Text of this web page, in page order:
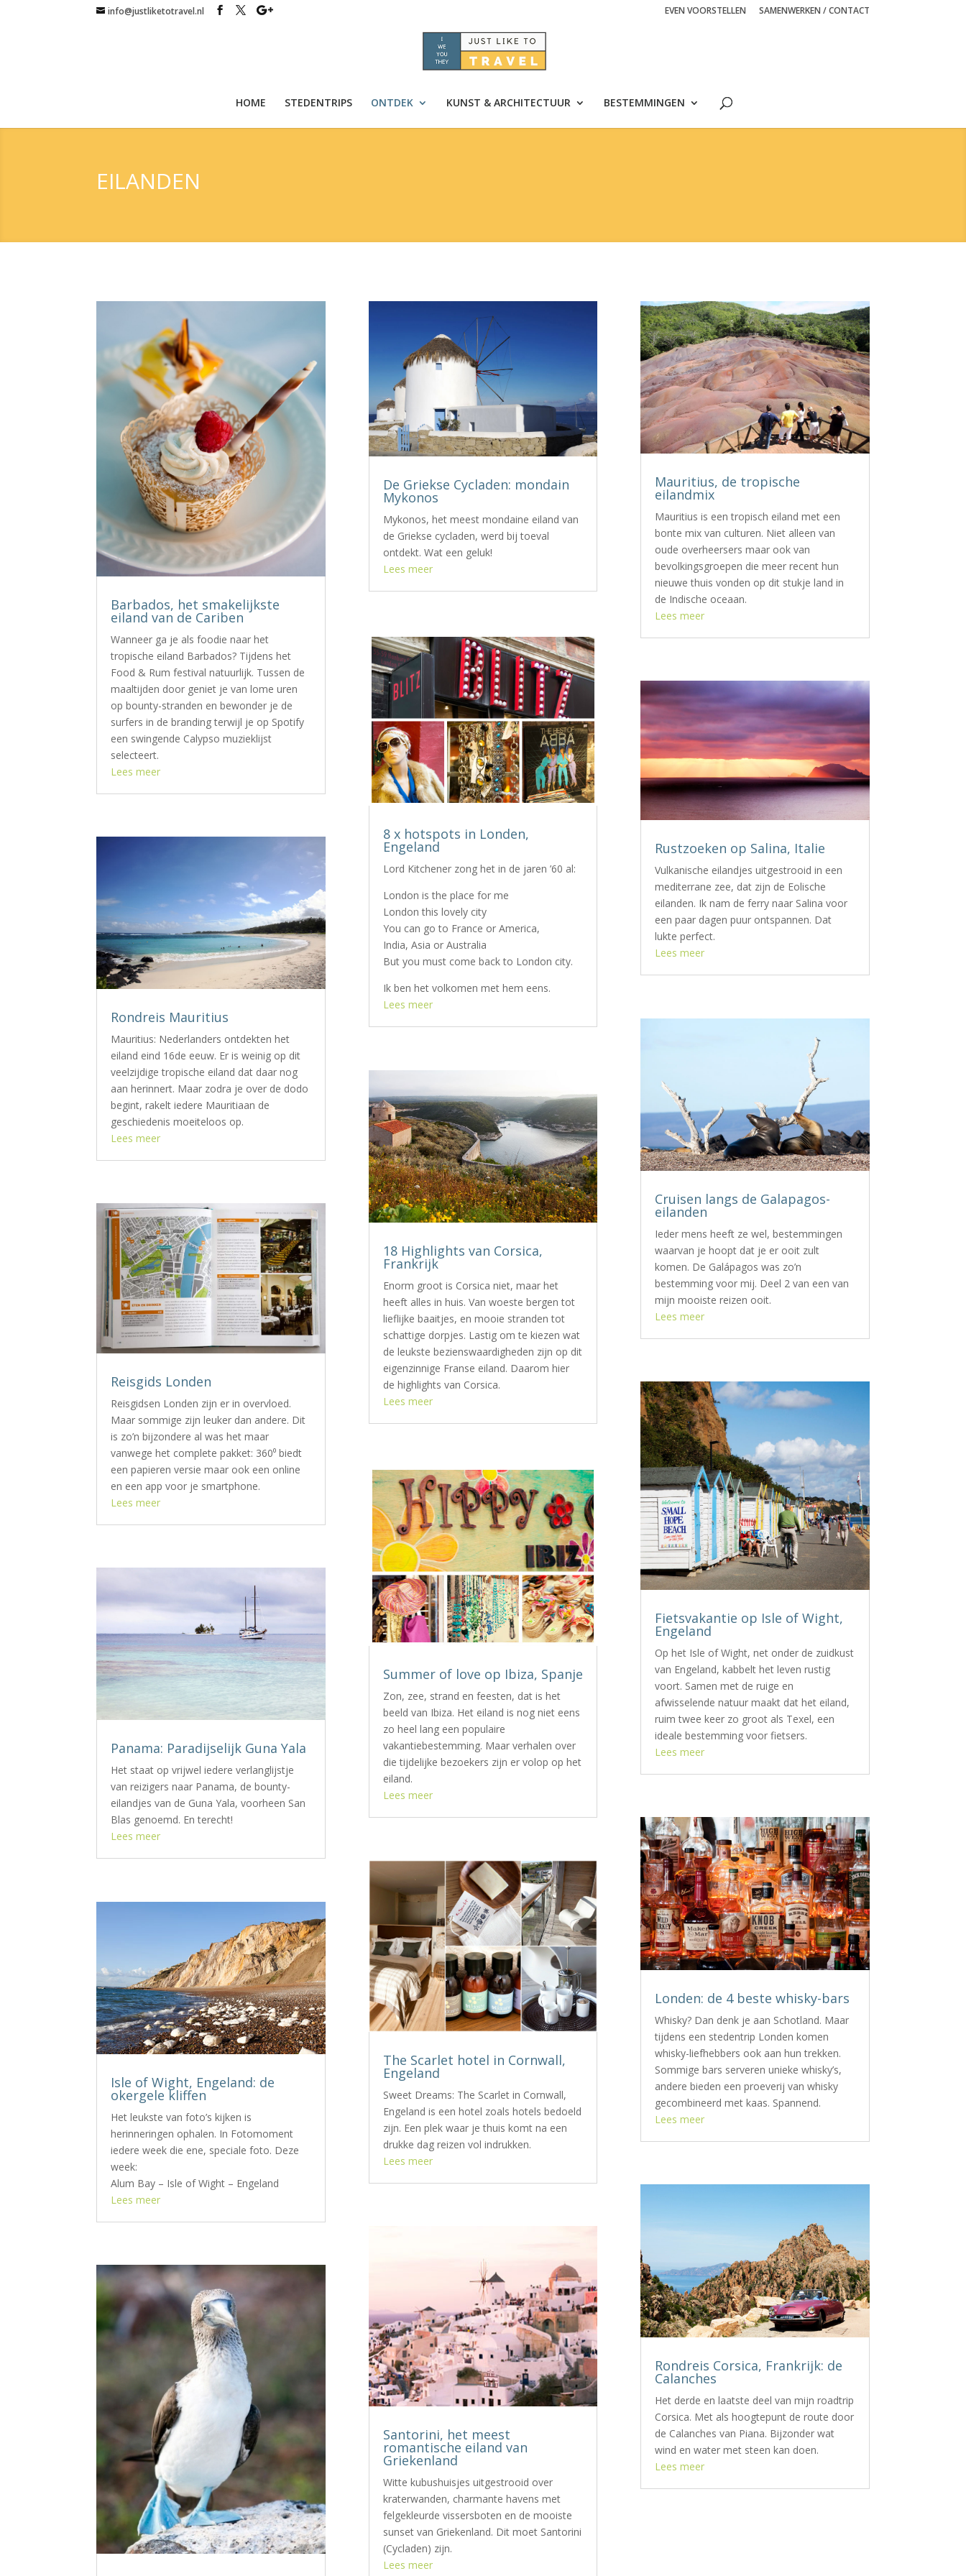
info@justliketotravel.nl EVEN VOORSTELLEN SAMENWERKEN / CONTACT
HOME STEDENTRIPS ONTDEK KUNST & ARCHITECTUUR BESTEMMINGEN
EILANDEN
Barbados, het smakelijkste
eiland van de Cariben
Wanneer ga je als foodie naar het
tropische eiland Barbados? Tijdens het
Food & Rum festival natuurlijk. Tussen de
maaltijden door geniet je van lome uren
op bounty-stranden en bewonder je de
surfers in de branding terwijl je op Spotify
een swingende Calypso muzieklijst
selecteert.
Lees meer
Rondreis Mauritius
Mauritius: Nederlanders ontdekten het
eiland eind 16de eeuw. Er is weinig op dit
veelzijdige tropische eiland dat daar nog
aan herinnert. Maar zodra je over de dodo
begint, rakelt iedere Mauritiaan de
geschiedenis moeiteloos op.
Lees meer
Reisgids Londen
Reisgidsen Londen zijn er in overvloed.
Maar sommige zijn leuker dan andere. Dit
is zo’n bijzondere al was het maar
vanwege het complete pakket: 360⁰ biedt
een papieren versie maar ook een online
en een app voor je smartphone.
Lees meer
Panama: Paradijselijk Guna Yala
Het staat op vrijwel iedere verlanglijstje
van reizigers naar Panama, de bounty-
eilandjes van de Guna Yala, voorheen San
Blas genoemd. En terecht!
Lees meer
Isle of Wight, Engeland: de
okergele kliffen
Het leukste van foto’s kijken is
herinneringen ophalen. In Fotomoment
iedere week die ene, speciale foto. Deze
week:
Alum Bay – Isle of Wight – Engeland
Lees meer
De Griekse Cycladen: mondain
Mykonos
Mykonos, het meest mondaine eiland van
de Griekse cycladen, werd bij toeval
ontdekt. Wat een geluk!
Lees meer
8 x hotspots in Londen,
Engeland
Lord Kitchener zong het in de jaren ’60 al:
London is the place for me
London this lovely city
You can go to France or America,
India, Asia or Australia
But you must come back to London city.
Ik ben het volkomen met hem eens.
Lees meer
18 Highlights van Corsica,
Frankrijk
Enorm groot is Corsica niet, maar het
heeft alles in huis. Van woeste bergen tot
lieflijke baaitjes, en mooie stranden tot
schattige dorpjes. Lastig om te kiezen wat
de leukste bezienswaardigheden zijn op dit
eigenzinnige Franse eiland. Daarom hier
de highlights van Corsica.
Lees meer
Summer of love op Ibiza, Spanje
Zon, zee, strand en feesten, dat is het
beeld van Ibiza. Het eiland is nog niet eens
zo heel lang een populaire
vakantiebestemming. Maar verhalen over
die tijdelijke bezoekers zijn er volop op het
eiland.
Lees meer
The Scarlet hotel in Cornwall,
Engeland
Sweet Dreams: The Scarlet in Cornwall,
Engeland is een hotel zoals hotels bedoeld
zijn. Een plek waar je thuis komt na een
drukke dag reizen vol indrukken.
Lees meer
Santorini, het meest
romantische eiland van
Griekenland
Witte kubushuisjes uitgestrooid over
kraterwanden, charmante havens met
felgekleurde vissersboten en de mooiste
sunset van Griekenland. Dit moet Santorini
(Cycladen) zijn.
Lees meer
Mauritius, de tropische
eilandmix
Mauritius is een tropisch eiland met een
bonte mix van culturen. Niet alleen van
oude overheersers maar ook van
bevolkingsgroepen die meer recent hun
nieuwe thuis vonden op dit stukje land in
de Indische oceaan.
Lees meer
Rustzoeken op Salina, Italie
Vulkanische eilandjes uitgestrooid in een
mediterrane zee, dat zijn de Eolische
eilanden. Ik nam de ferry naar Salina voor
een paar dagen puur ontspannen. Dat
lukte perfect.
Lees meer
Cruisen langs de Galapagos-
eilanden
Ieder mens heeft ze wel, bestemmingen
waarvan je hoopt dat je er ooit zult
komen. De Galápagos was zo’n
bestemming voor mij. Deel 2 van een van
mijn mooiste reizen ooit.
Lees meer
Fietsvakantie op Isle of Wight,
Engeland
Op het Isle of Wight, net onder de zuidkust
van Engeland, kabbelt het leven rustig
voort. Samen met de ruige en
afwisselende natuur maakt dat het eiland,
ruim twee keer zo groot als Texel, een
ideale bestemming voor fietsers.
Lees meer
Londen: de 4 beste whisky-bars
Whisky? Dan denk je aan Schotland. Maar
tijdens een stedentrip Londen komen
whisky-liefhebbers ook aan hun trekken.
Sommige bars serveren unieke whisky’s,
andere bieden een proeverij van whisky
gecombineerd met kaas. Spannend.
Lees meer
Rondreis Corsica, Frankrijk: de
Calanches
Het derde en laatste deel van mijn roadtrip
Corsica. Met als hoogtepunt de route door
de Calanches van Piana. Bijzonder wat
wind en water met steen kan doen.
Lees meer